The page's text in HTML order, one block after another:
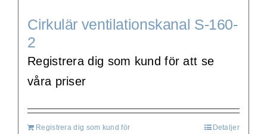
Cirkulär ventilationskanal S-160-
2
Registrera dig som kund för att se
våra priser
Registrera dig som kund för Detaljer